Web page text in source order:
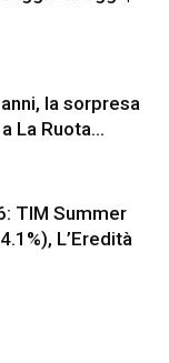
la sorpresa
La Ruota...
TIM Summer
L’Eredità